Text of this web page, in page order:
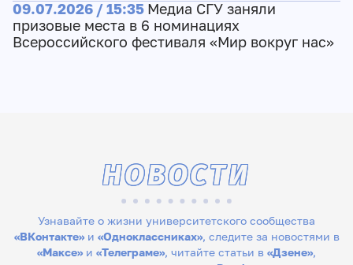
09.07.2026 / 15:35 Медиа СГУ заняли
призовые места в 6 номинациях
Всероссийского фестиваля «Мир вокруг нас»
Узнавайте о жизни университетского сообщества
«ВКонтакте»и «Одноклассниках», следите за новостями в
«Максе» и «Телеграме», читайте статьи в «Дзене»,
НОВОСТИ